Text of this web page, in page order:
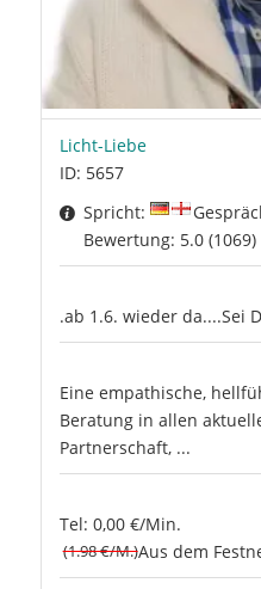
Licht-Liebe
ID: 5657
Spricht:
Bewertung: 5.0 (1069)
.ab 1.6. wieder da....Sei
Eine empathische,
Beratung in allen
Partnerschaft, ...
Tel: 0,00 €/Min.
(1.98 €/M.)Aus dem